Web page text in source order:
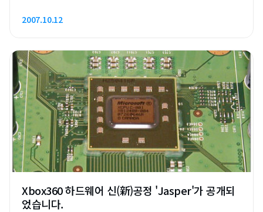
2007.10.12
Xbox360 하드웨어 신(新)공정 'Jasper'가 공개되
었습니다.